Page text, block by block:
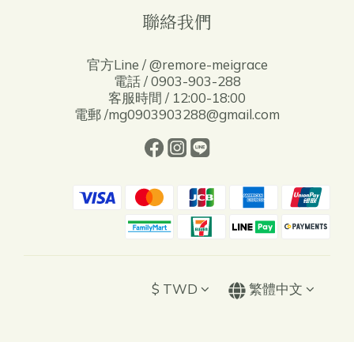
聯絡我們
官方Line / @remore-meigrace
電話 / 0903-903-288
客服時間 / 12:00-18:00
電郵 /mg0903903288@gmail.com
$ TWD 繁體中文